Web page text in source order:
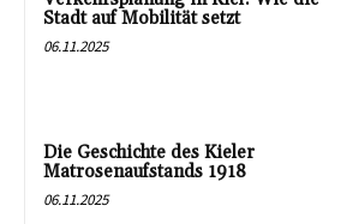
Stadt auf Mobilität setzt
06.11.2025
Die Geschichte des Kieler
Matrosenaufstands 1918
06.11.2025